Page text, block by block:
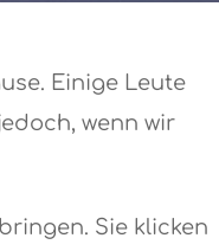
Einige Leute
wenn wir
Sie klicken